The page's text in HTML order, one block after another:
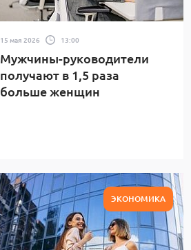
15 мая 2026 13:00
Мужчины-руководители
получают в 1,5 раза
больше женщин
ЭКОНОМИКА